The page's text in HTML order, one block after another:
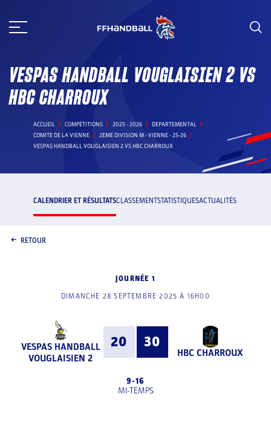
au
VESPAS HANDBALL VOUGLAISIEN 2 VS
HBC CHARROUX
ACCUEIL COMPÉTITIONS 2025 - 2026
DEPARTEMENTAL
COMITE DE LA VIENNE
2EME DIVISION M - VIENNE - 25-26
VESPAS HANDBALL VOUGLAISIEN 2 VS HBC CHARROUX
CALENDRIER ET RÉSULTATSCLASSEMENTSTATISTIQUESACTUALITÉS
RETOUR
JOURNÉE 1
DIMANCHE 28 SEPTEMBRE 2025 À 16H00
VESPAS HANDBALL
VOUGLAISIEN 2
20 30
HBC CHARROUX
9-16
MI-TEMPS